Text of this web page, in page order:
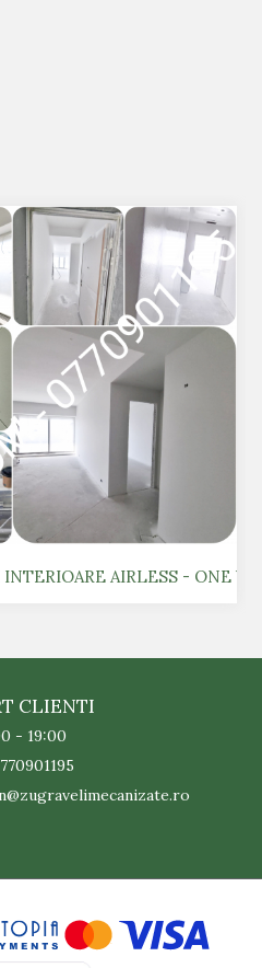
AIRLESS - ONE
CLIENTI
- 19:00